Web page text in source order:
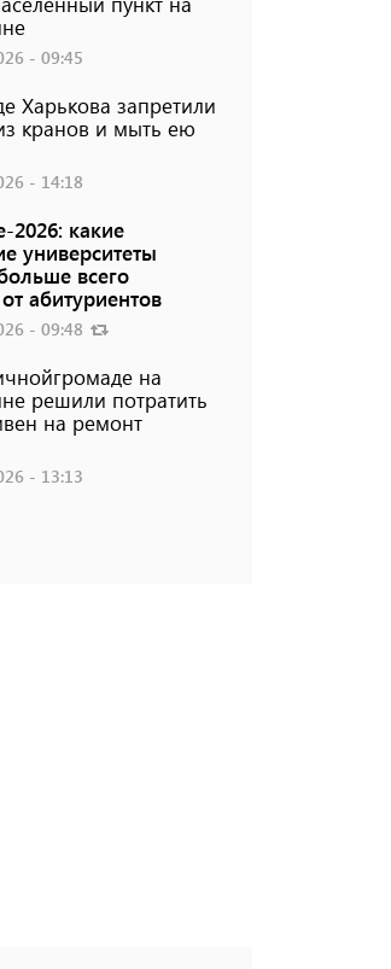
- 09:45
Харькова запретили
кранов и мыть ею
- 14:18
2026: какие
университеты
всего
абитуриентов
- 09:48
на
решили потратить
на ремонт
- 13:13